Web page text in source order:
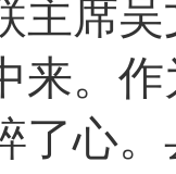
席吴
来。
了心